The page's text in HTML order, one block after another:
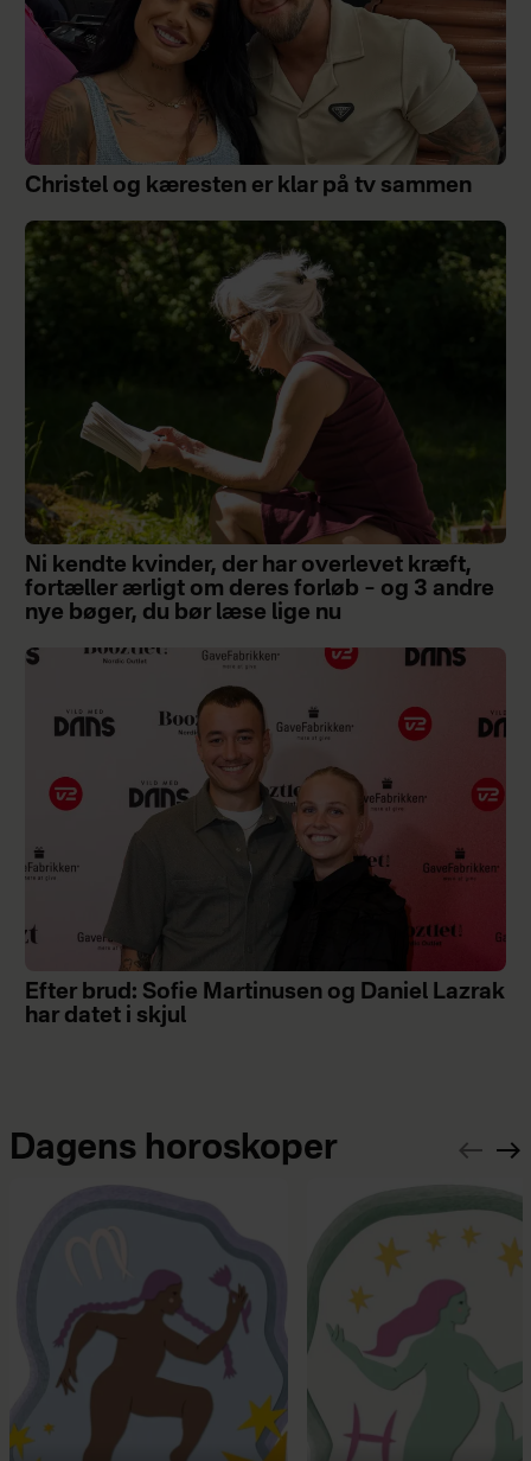
Christel og kæresten er klar på tv sammen
Ni kendte kvinder, der har overlevet kræft,
fortæller ærligt om deres forløb – og 3 andre
nye bøger, du bør læse lige nu
Efter brud: Sofie Martinusen og Daniel Lazrak
har datet i skjul
Dagens horoskoper